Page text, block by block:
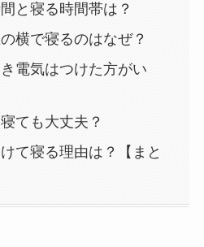
と寝る時間帯は？
横で寝るのはなぜ？
電気はつけた方がい
ても大丈夫？
て寝る理由は？【まと